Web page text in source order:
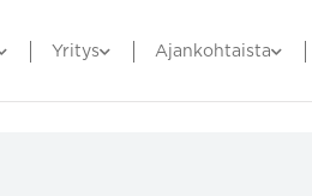
Yritys Ajankohtaista